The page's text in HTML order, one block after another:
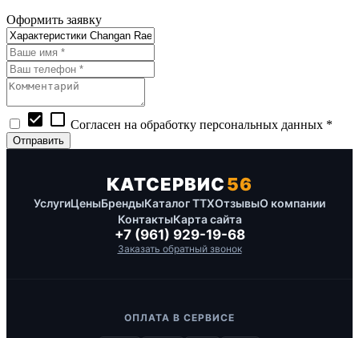
Оформить заявку
check_box check_box_outline_blank Согласен на обработку персональных данных *
КАТСЕРВИС56
УслугиЦеныБрендыКаталог ТТХОтзывыО компании
КонтактыКарта сайта
+7 (961) 929-19-68
Заказать обратный звонок
ОПЛАТА В СЕРВИСЕ